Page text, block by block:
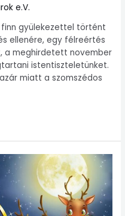
e.V.
finn gyülekezettel történt
ellenére, egy félreértés
a meghirdetett november
istentiszteletünket.
miatt a szomszédos